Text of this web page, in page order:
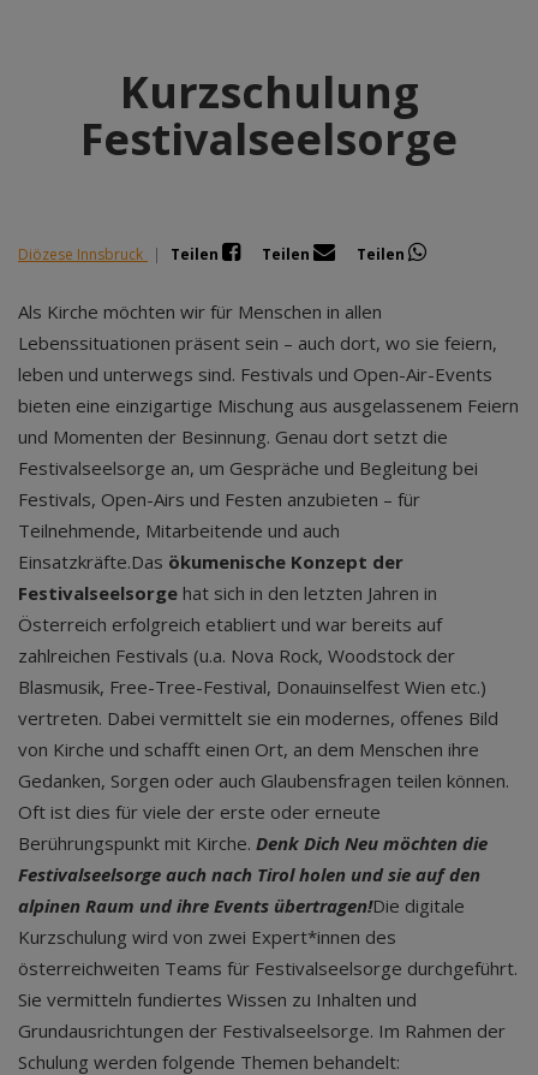
Kurzschulung
Festivalseelsorge
Diözese Innsbruck | Teilen Teilen Teilen
Als Kirche möchten wir für Menschen in allen
Lebenssituationen präsent sein – auch dort, wo sie feiern,
leben und unterwegs sind. Festivals und Open-Air-Events
bieten eine einzigartige Mischung aus ausgelassenem Feiern
und Momenten der Besinnung. Genau dort setzt die
Festivalseelsorge an, um Gespräche und Begleitung bei
Festivals, Open-Airs und Festen anzubieten – für
Teilnehmende, Mitarbeitende und auch
Einsatzkräfte.Das ökumenische Konzept der
Festivalseelsorge hat sich in den letzten Jahren in
Österreich erfolgreich etabliert und war bereits auf
zahlreichen Festivals (u.a. Nova Rock, Woodstock der
Blasmusik, Free-Tree-Festival, Donauinselfest Wien etc.)
vertreten. Dabei vermittelt sie ein modernes, offenes Bild
von Kirche und schafft einen Ort, an dem Menschen ihre
Gedanken, Sorgen oder auch Glaubensfragen teilen können.
Oft ist dies für viele der erste oder erneute
Berührungspunkt mit Kirche. Denk Dich Neu möchten die
Festivalseelsorge auch nach Tirol holen und sie auf den
alpinen Raum und ihre Events übertragen!Die digitale
Kurzschulung wird von zwei Expert*innen des
österreichweiten Teams für Festivalseelsorge durchgeführt.
Sie vermitteln fundiertes Wissen zu Inhalten und
Grundausrichtungen der Festivalseelsorge. Im Rahmen der
Schulung werden folgende Themen behandelt: